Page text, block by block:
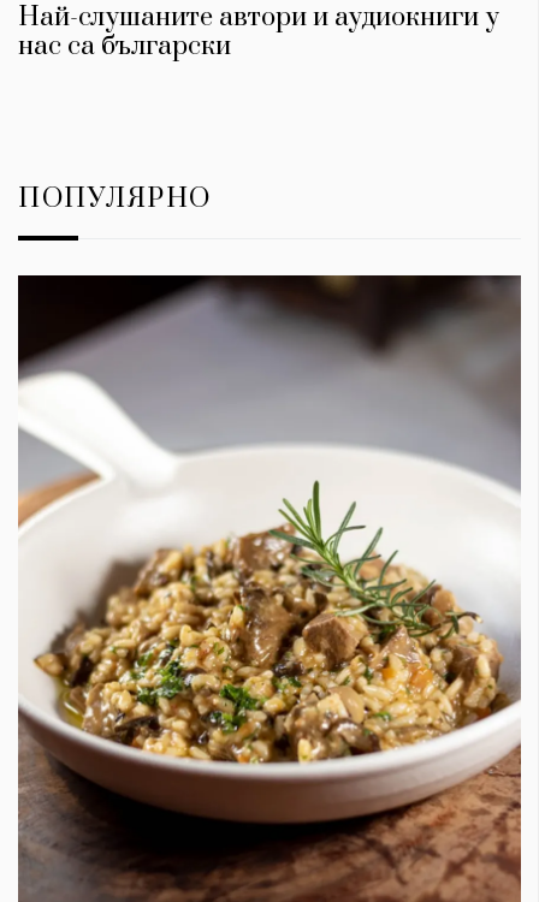
Най-слушаните автори и аудиокниги у
нас са български
ПОПУЛЯРНО